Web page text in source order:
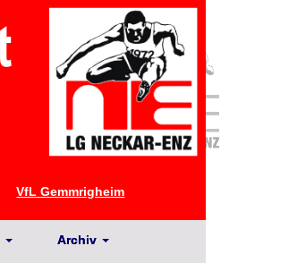
VfL Gemmrigheim
Archiv